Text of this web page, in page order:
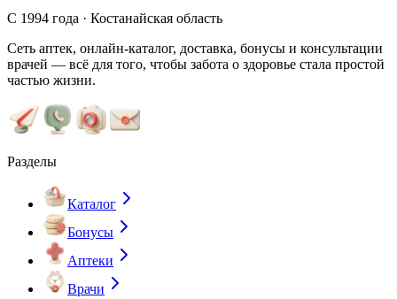
С 1994 года · Костанайская область
Сеть аптек, онлайн-каталог, доставка, бонусы и консультации
врачей — всё для того, чтобы забота о здоровье стала простой
частью жизни.
Разделы
Каталог
Бонусы
Аптеки
Врачи